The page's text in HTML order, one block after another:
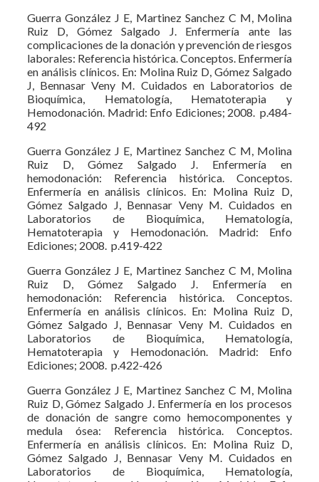
Guerra González J E, Martinez Sanchez C M, Molina
Ruiz D, Gómez Salgado J. Enfermería ante las
complicaciones de la donación y prevención de riesgos
laborales: Referencia histórica. Conceptos. Enfermería
en análisis clínicos. En: Molina Ruiz D, Gómez Salgado
J, Bennasar Veny M. Cuidados en Laboratorios de
Bioquímica, Hematología, Hematoterapia y
Hemodonación. Madrid: Enfo Ediciones; 2008. p.484-
492
Guerra González J E, Martinez Sanchez C M, Molina
Ruiz D, Gómez Salgado J. Enfermería en
hemodonación: Referencia histórica. Conceptos.
Enfermería en análisis clínicos. En: Molina Ruiz D,
Gómez Salgado J, Bennasar Veny M. Cuidados en
Laboratorios de Bioquímica, Hematología,
Hematoterapia y Hemodonación. Madrid: Enfo
Ediciones; 2008. p.419-422
Guerra González J E, Martinez Sanchez C M, Molina
Ruiz D, Gómez Salgado J. Enfermería en
hemodonación: Referencia histórica. Conceptos.
Enfermería en análisis clínicos. En: Molina Ruiz D,
Gómez Salgado J, Bennasar Veny M. Cuidados en
Laboratorios de Bioquímica, Hematología,
Hematoterapia y Hemodonación. Madrid: Enfo
Ediciones; 2008. p.422-426
Guerra González J E, Martinez Sanchez C M, Molina
Ruiz D, Gómez Salgado J. Enfermería en los procesos
de donación de sangre como hemocomponentes y
medula ósea: Referencia histórica. Conceptos.
Enfermería en análisis clínicos. En: Molina Ruiz D,
Gómez Salgado J, Bennasar Veny M. Cuidados en
Laboratorios de Bioquímica, Hematología,